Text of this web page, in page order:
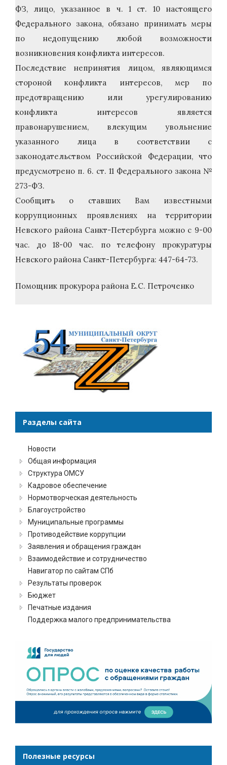
ФЗ, лицо, указанное в ч. 1 ст. 10 настоящего
Федерального закона, обязано принимать меры
по недопущению любой возможности
возникновения конфликта интересов.
Последствие непринятия лицом, являющимся
стороной конфликта интересов, мер по
предотвращению или урегулированию
конфликта интересов является
правонарушением, влекущим увольнение
указанного лица в соответствии с
законодательством Российской Федерации, что
предусмотрено п. 6. ст. 11 Федерального закона №
273-ФЗ.
Сообщить о ставших Вам известными
коррупционных проявлениях на территории
Невского района Санкт-Петербурга можно с 9-00
час. до 18-00 час. по телефону прокуратуры
Невского района Санкт-Петербурга: 447-64-73.
Помощник прокурора района Е.С. Петроченко
Разделы сайта
Новости
Общая информация
Структура ОМСУ
Кадровое обеспечение
Нормотворческая деятельность
Благоустройство
Муниципальные программы
Противодействие коррупции
Заявления и обращения граждан
Взаимодействие и сотрудничество
Навигатор по сайтам СПб
Результаты проверок
Бюджет
Печатные издания
Поддержка малого предпринимательства
Полезные ресурсы